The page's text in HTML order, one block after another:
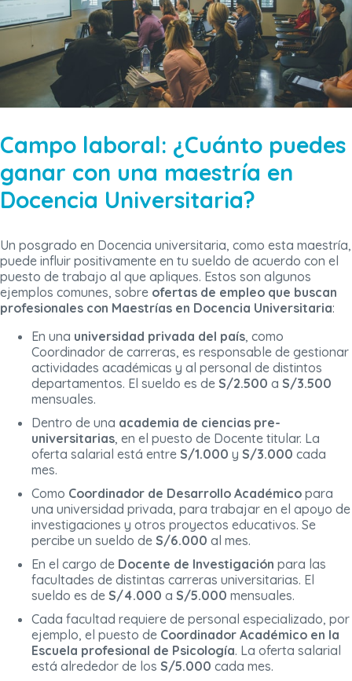
Campo laboral: ¿Cuánto puedes
ganar con una maestría en
Docencia Universitaria?
Un posgrado en Docencia universitaria, como esta maestría,
puede influir positivamente en tu sueldo de acuerdo con el
puesto de trabajo al que apliques. Estos son algunos
ejemplos comunes, sobre ofertas de empleo que buscan
profesionales con Maestrías en Docencia Universitaria:
En una universidad privada del país, como
Coordinador de carreras, es responsable de gestionar
actividades académicas y al personal de distintos
departamentos. El sueldo es de S/2.500 a S/3.500
mensuales.
Dentro de una academia de ciencias pre-
universitarias, en el puesto de Docente titular. La
oferta salarial está entre S/1.000 y S/3.000 cada
mes.
Como Coordinador de Desarrollo Académico para
una universidad privada, para trabajar en el apoyo de
investigaciones y otros proyectos educativos. Se
percibe un sueldo de S/6.000 al mes.
En el cargo de Docente de Investigación para las
facultades de distintas carreras universitarias. El
sueldo es de S/4.000 a S/5.000 mensuales.
Cada facultad requiere de personal especializado, por
ejemplo, el puesto de Coordinador Académico en la
Escuela profesional de Psicología. La oferta salarial
está alrededor de los S/5.000 cada mes.